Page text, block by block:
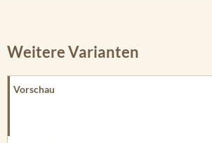
Weitere Varianten